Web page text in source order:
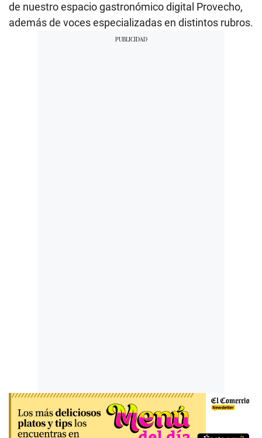
de nuestro espacio gastronómico digital Provecho,
además de voces especializadas en distintos rubros.